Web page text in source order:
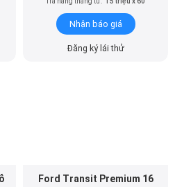
Nhận báo giá
Đăng ký lái thử
Ford Transit Premium 16